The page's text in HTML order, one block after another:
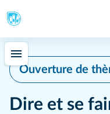
Ouverture de
Dire et se